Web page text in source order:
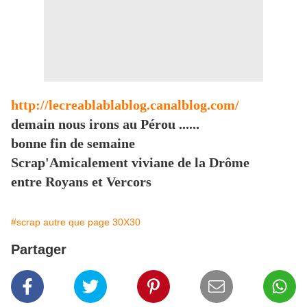
http://lecreablablablog.canalblog.com/
demain nous irons au Pérou ......
bonne fin de semaine
Scrap'Amicalement viviane de la Drôme
entre Royans et Vercors
#scrap autre que page 30X30
Partager